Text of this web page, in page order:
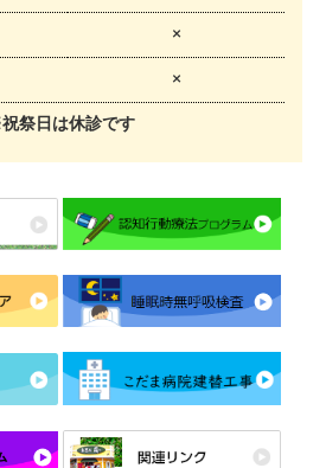
×
×
祭日は休診です